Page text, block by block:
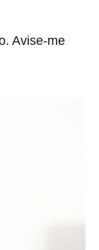
Avise-me